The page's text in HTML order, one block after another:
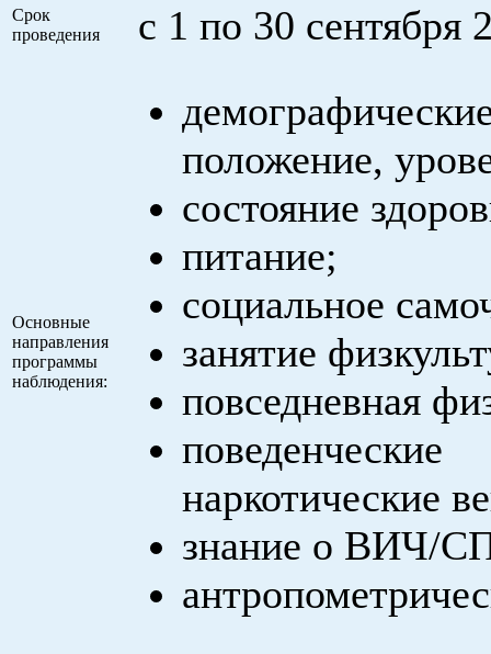
Срок
проведения
с 1 по 30 сентября
Основные
направления
программы
наблюдения:
положение,
состояние
питание;
социальное
занятие
повседневная
наркотические
знание о ВИЧ/